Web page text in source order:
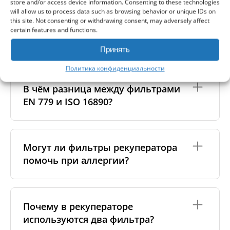
store and/or access device information. Consenting to these technologies
will allow us to process data such as browsing behavior or unique IDs on
this site. Not consenting or withdrawing consent, may adversely affect
certain features and functions.
Принять
Политика конфиденциальности
В чем разница между
оригинальными и аналоговыми
фильтрами?
Оригинальные фильтры производятся самим
изготовителем рекуператора или его
сертифицированными производственными
партнёрами. Такие фильтры соответствуют
требования к материалам, производству и
упаковке.
Аналоговые фильтры изготавливаются
надёжными независимыми производителями,
качества. Мы тесно сотрудничаем с ними и
проводим собственный контроль качества, чтобы
стабильную работу фильтров.
Поскольку такие фильтры не привязаны к
В чём разница между фильтрами
EN 779 и ISO 16890?
G4, M5, F7 и др.
стандарт, который оценивает эффективность
фильтра против частицPM10, PM2.5 и PM1
ePM1 60%. Мы указываем обе классификации,
фильтр.
Могут ли фильтры рекуператора
помочь при аллергии?
или
, эффективно задерживают аллергены —
пыльцу, пылевых клещей и частички шерсти
животных. Это улучшает качество воздуха для
Почему в рекуператоре
используются два фильтра?